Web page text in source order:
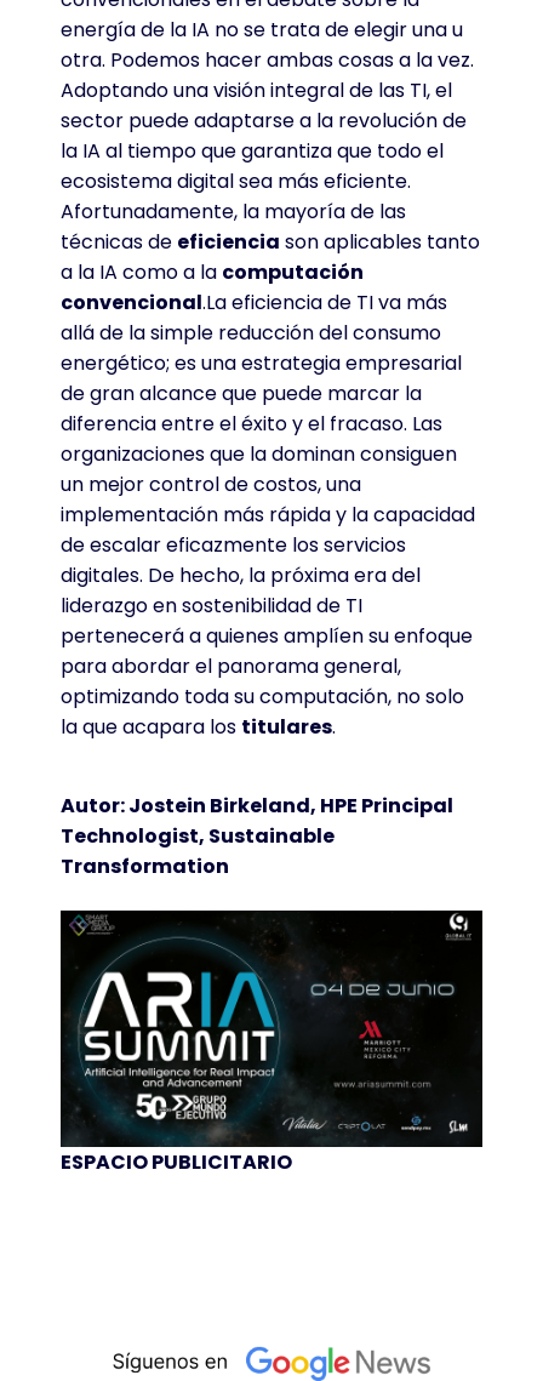
energía de la IA no se trata de elegir una u
otra. Podemos hacer ambas cosas a la vez.
Adoptando una visión integral de las TI, el
sector puede adaptarse a la revolución de
la IA al tiempo que garantiza que todo el
ecosistema digital sea más eficiente.
Afortunadamente, la mayoría de las
técnicas de eficiencia son aplicables tanto
a la IA como a la computación
convencional.La eficiencia de TI va más
allá de la simple reducción del consumo
energético; es una estrategia empresarial
de gran alcance que puede marcar la
diferencia entre el éxito y el fracaso. Las
organizaciones que la dominan consiguen
un mejor control de costos, una
implementación más rápida y la capacidad
de escalar eficazmente los servicios
digitales. De hecho, la próxima era del
liderazgo en sostenibilidad de TI
pertenecerá a quienes amplíen su enfoque
para abordar el panorama general,
optimizando toda su computación, no solo
la que acapara los titulares.
Autor: Jostein Birkeland, HPE Principal
Technologist, Sustainable
Transformation
ESPACIO PUBLICITARIO